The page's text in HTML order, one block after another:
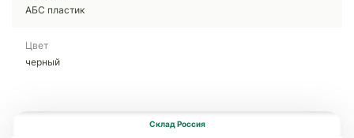
АБС пластик
Цвет
черный
Склад Россия